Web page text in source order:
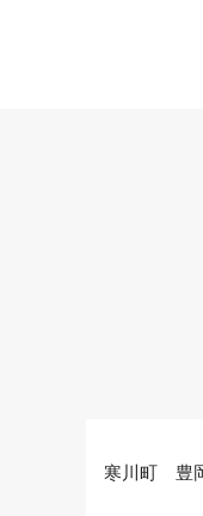
寒川町 豊